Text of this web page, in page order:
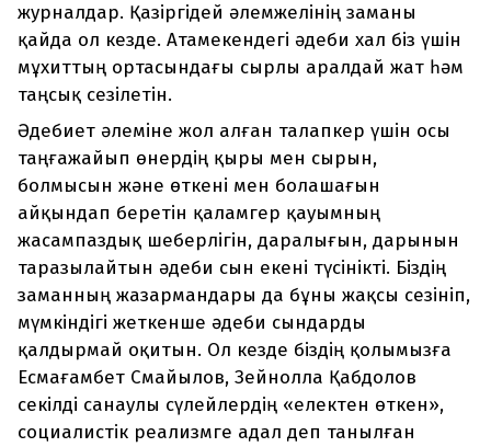
журналдар. Қазіргідей әлемжелінің заманы
қайда ол кезде. Атамекендегі әдеби хал біз үшін
мұхиттың ортасындағы сырлы аралдай жат һәм
таңсық сезілетін.
Әдебиет әлеміне жол алған талапкер үшін осы
таңғажайып өнердің қыры мен сырын,
болмысын және өткені мен болашағын
айқындап беретін қаламгер қауымның
жасампаздық шеберлігін, даралығын, дарынын
таразылайтын әдеби сын екені түсінікті. Біздің
заманның жазармандары да бұны жақсы сезініп,
мүмкіндігі жеткенше әдеби сындарды
қалдырмай оқитын. Ол кезде біздің қолымызға
Есмағамбет Смайылов, Зейнолла Қабдолов
секілді санаулы сүлейлердің «електен өткен»,
социалистік реализмге адал деп танылған